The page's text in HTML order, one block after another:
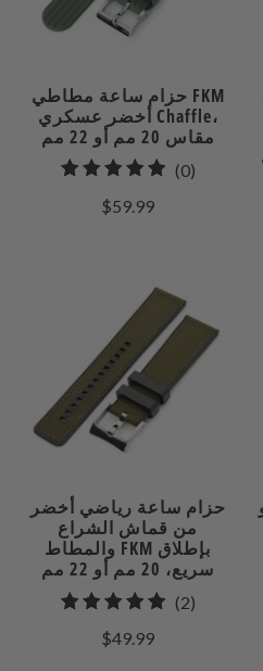
حزام ساعة مطاطي FKM
أخضر عسكري Chaffle،
مقاس 20 مم أو 22 مم
(0)0
$59.99
حزام ساعة رياضي أخضر
من قماش الشراع
والمطاط FKM بإطلاق
سريع، 20 مم أو 22 مم
(2)2
$49.99